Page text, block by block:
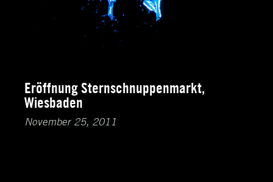
Eröffnung Sternschnuppenmarkt,
Wiesbaden
November 25, 2011